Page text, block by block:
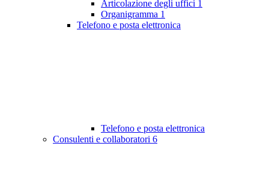
Articolazione degli uffici 1
Organigramma 1
Telefono e posta elettronica
Telefono e posta elettronica
Consulenti e collaboratori 6